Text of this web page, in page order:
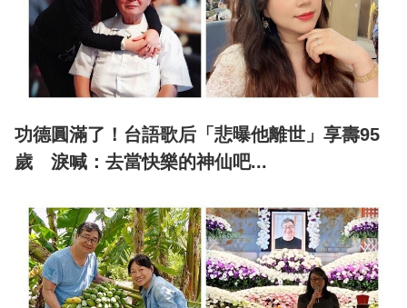
功德圓滿了！台語歌后「悲曝他離世」享壽95
歲 淚喊：去當快樂的神仙吧...